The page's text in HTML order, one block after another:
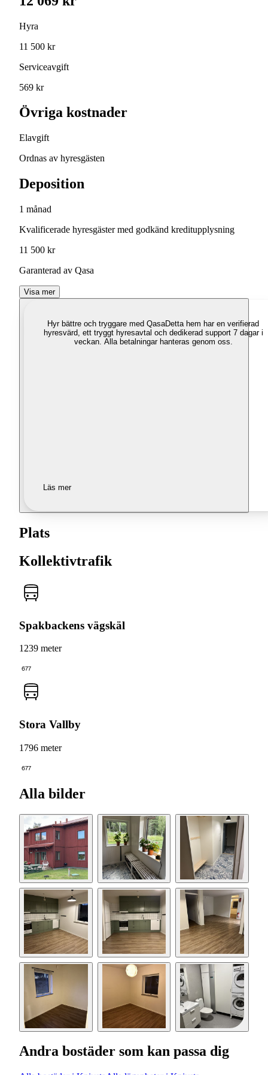
Hyra
11 500 kr
Serviceavgift
569 kr
Övriga kostnader
Elavgift
Ordnas av hyresgästen
Deposition
1 månad
Kvalificerade hyresgäster med godkänd kreditupplysning
11 500 kr
Garanterad av Qasa
Visa mer
Hyr bättre och tryggare med QasaDetta hem har en verifierad
hyresvärd, ett tryggt hyresavtal och dedikerad support 7 dagar i
veckan. Alla betalningar hanteras genom oss.
Läs mer
Plats
Kollektivtrafik
Spakbackens vägskäl
1239 meter
677
Stora Vallby
1796 meter
677
Alla bilder
Andra bostäder som kan passa dig